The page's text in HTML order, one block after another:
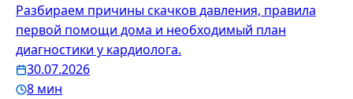
Разбираем причины скачков давления, правила
первой помощи дома и необходимый план
диагностики у кардиолога.
30.07.2026
8 мин